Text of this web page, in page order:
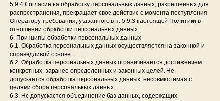
5.9.4 Согласие на обработку персональных данных, разрешенных для
распространения, прекращает свое действие с момента поступления
Оператору требования, указанного в п. 5.9.3 настоящей Политики в
отношении обработки персональных данных.
6. Принципы обработки персональных данных
6.1. Обработка персональных данных осуществляется на законной и
справедливой основе.
6.2. Обработка персональных данных ограничивается достижением
конкретных, заранее определенных и законных целей. Не
допускается обработка персональных данных, несовместимая с
целями сбора персональных данных.
6.3. Не допускается объединение баз данных, содержащих